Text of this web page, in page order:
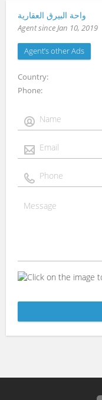
واحة البيرق العقارية
Agent since Jan 10, 2019
Agent’s other Ads
Country
Phone